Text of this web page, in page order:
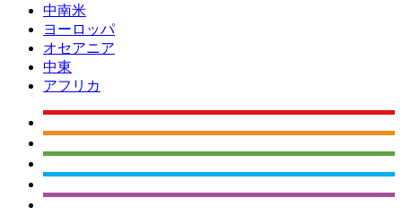
中南米
ヨーロッパ
オセアニア
中東
アフリカ